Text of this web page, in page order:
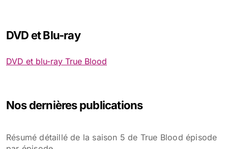
DVD et Blu-ray
DVD et blu-ray True Blood
Nos dernières publications
Résumé détaillé de la saison 5 de True Blood épisode